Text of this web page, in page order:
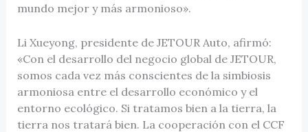
mundo mejor y más armonioso».
Li Xueyong, presidente de JETOUR Auto, afirmó:
«Con el desarrollo del negocio global de JETOUR,
somos cada vez más conscientes de la simbiosis
armoniosa entre el desarrollo económico y el
entorno ecológico. Si tratamos bien a la tierra, la
tierra nos tratará bien. La cooperación con el CCF